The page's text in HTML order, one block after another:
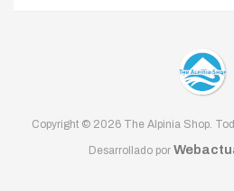
Copyright © 2026 The Alpinia Shop.
Desarrollado por